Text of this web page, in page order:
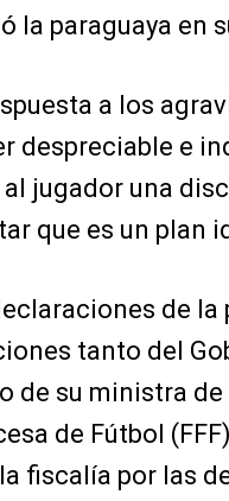
la paraguaya en
a los
despreciable e
jugador una
que es un plan
de
tanto del
de su ministra
de Fútbol
fiscalía por las